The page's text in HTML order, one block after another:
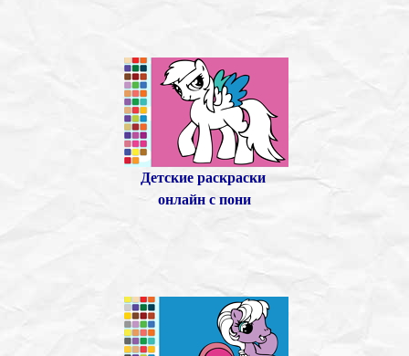
Детские раскраски
онлайн с пони